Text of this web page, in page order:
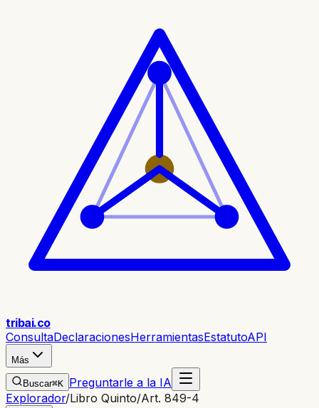
tribai.co
ConsultaDeclaracionesHerramientasEstatutoAPI
Más
Buscar⌘K Preguntarle a la IA
Explorador/Libro Quinto/Art. 849-4